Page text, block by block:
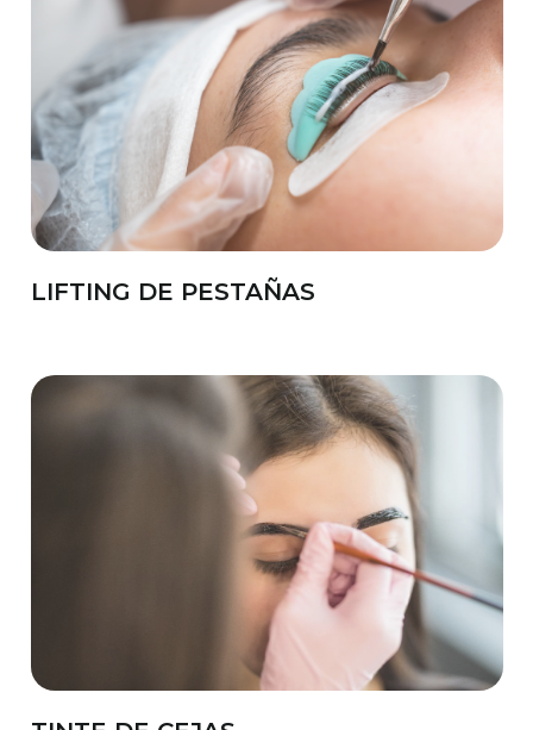
LIFTING DE PESTAÑAS